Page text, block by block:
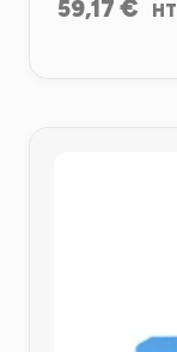
59,17 € HT